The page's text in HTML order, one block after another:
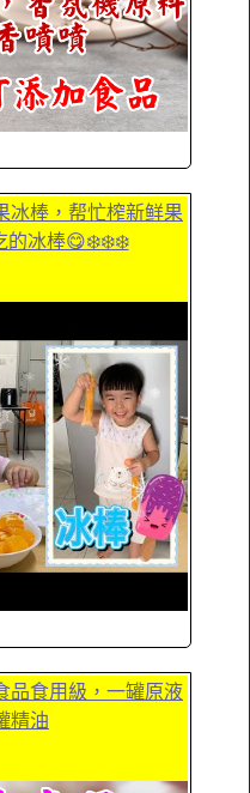
冰棒，帮忙榨新鲜果
的冰棒😋❄️❄️❄️
品食用級，一罐原液
精油